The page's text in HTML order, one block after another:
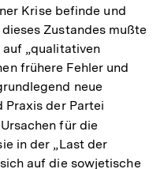
Krise befinde und
Zustandes mußte
auf „qualitativen
frühere Fehler und
neue
Praxis der Partei
für die
in der „Last der
auf die sowjetische